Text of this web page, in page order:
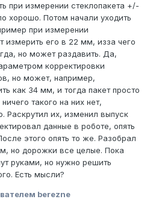
при измерении стеклопакета +/-
хорошо. Потом начали уходить
при измерении
измерить его в 22 мм, изза чего
но может раздавить. Да,
корректировки
но может, например,
как 34 мм, и тогда пакет просто
такого на них нет,
Раскрутил их, изменил выпуск
данные в роботе, опять
этого опять то же. Разобрал
но дорожки все целые. Пока
руками, но нужно решить
Есть мысли?
berezne